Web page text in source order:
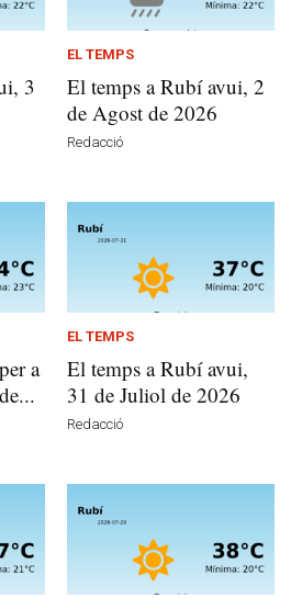
3
EL TEMPS
El temps a Rubí avui, 2
de Agost de 2026
Redacció
a
EL TEMPS
El temps a Rubí avui,
31 de Juliol de 2026
Redacció